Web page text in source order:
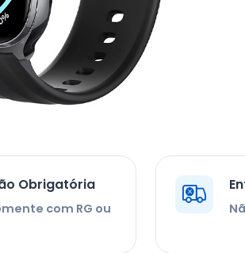
Obrigatória
com RG ou